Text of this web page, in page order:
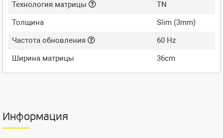
Технология матрицы
TN
Толщина
Slim (3mm)
Частота обновления
60 Hz
Ширина матрицы
36cm
Информация